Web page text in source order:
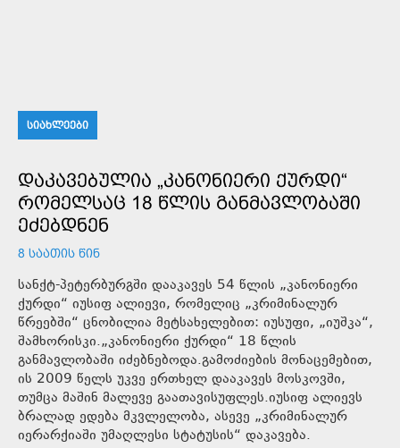
ᲡᲘᲐᲮᲚᲔᲔᲑᲘ
ᲓᲐᲙᲐᲕᲔᲑᲣᲚᲘᲐ „ᲙᲐᲜᲝᲜᲘᲔᲠᲘ ᲥᲣᲠᲓᲘ“
ᲠᲝᲛᲔᲚᲡᲐᲪ 18 ᲬᲚᲘᲡ ᲒᲐᲜᲛᲐᲕᲚᲝᲑᲐᲨᲘ
ᲔᲫᲔᲑᲓᲜᲔᲜ
8 ᲡᲐᲐᲗᲘᲡ ᲬᲘᲜ
სანქტ-პეტერბურგში დააკავეს 54 წლის „კანონიერი
ქურდი“ იუსიფ ალიევი, რომელიც „კრიმინალურ
წრეებში“ ცნობილია მეტსახელებით: იუსუფი, „იუშკა“,
შამხორისკი.„კანონიერი ქურდი“ 18 წლის
განმავლობაში იძებნებოდა.გამოძიების მონაცემებით,
ის 2009 წელს უკვე ერთხელ დააკავეს მოსკოვში,
თუმცა მაშინ მალევე გაათავისუფლეს.იუსიფ ალიევს
ბრალად ედება მკვლელობა, ასევე „კრიმინალურ
იერარქიაში უმაღლესი სტატუსის“ დაკავება.